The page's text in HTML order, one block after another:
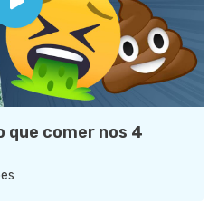
que comer nos 4